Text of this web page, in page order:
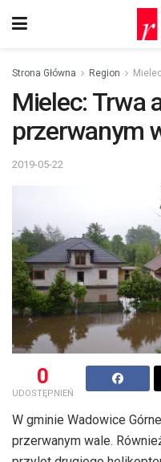
Strona Główna Region
Mielec: Trwa
przerwanym
2019-05-22
0
UDOSTĘPNIEŃ
W gminie Wadowice
przerwanym wale.